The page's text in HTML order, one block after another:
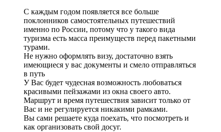
С каждым годом появляется все больше
поклонников самостоятельных путешествий
именно по России, потому что у такого вида
туризма есть масса преимуществ перед пакетными
турами.
Не нужно оформлять визу, достаточно взять
имеющиеся у вас документы и смело отправляться
в путь
У Вас будет чудесная возможность любоваться
красивыми пейзажами из окна своего авто.
Маршрут и время путешествия зависит только от
Вас и не регулируется никакими рамками.
Вы сами решаете куда поехать, что посмотреть и
как организовать свой досуг.